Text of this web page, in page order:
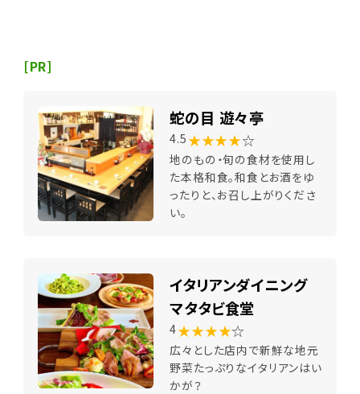
[PR]
蛇の目 遊々亭
4.5 ★★★★☆
地のもの・旬の食材を使用し
た本格和食。和食とお酒をゆ
ったりと、お召し上がりくださ
い。
イタリアンダイニング
マタタビ食堂
4★★★★☆
広々とした店内で新鮮な地元
野菜たっぷりなイタリアンはい
かが？